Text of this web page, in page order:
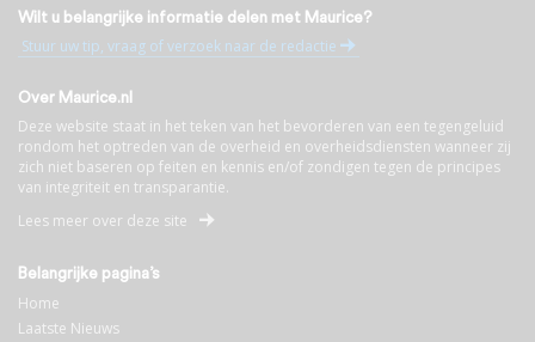
Wilt u belangrijke informatie delen met Maurice?
Stuur uw tip, vraag of verzoek naar de redactie
Over Maurice.nl
Deze website staat in het teken van het bevorderen van een tegengeluid
rondom het optreden van de overheid en overheidsdiensten wanneer zij
zich niet baseren op feiten en kennis en/of zondigen tegen de principes
van integriteit en transparantie.
Lees meer over deze site
Belangrijke pagina’s
Home
Laatste Nieuws